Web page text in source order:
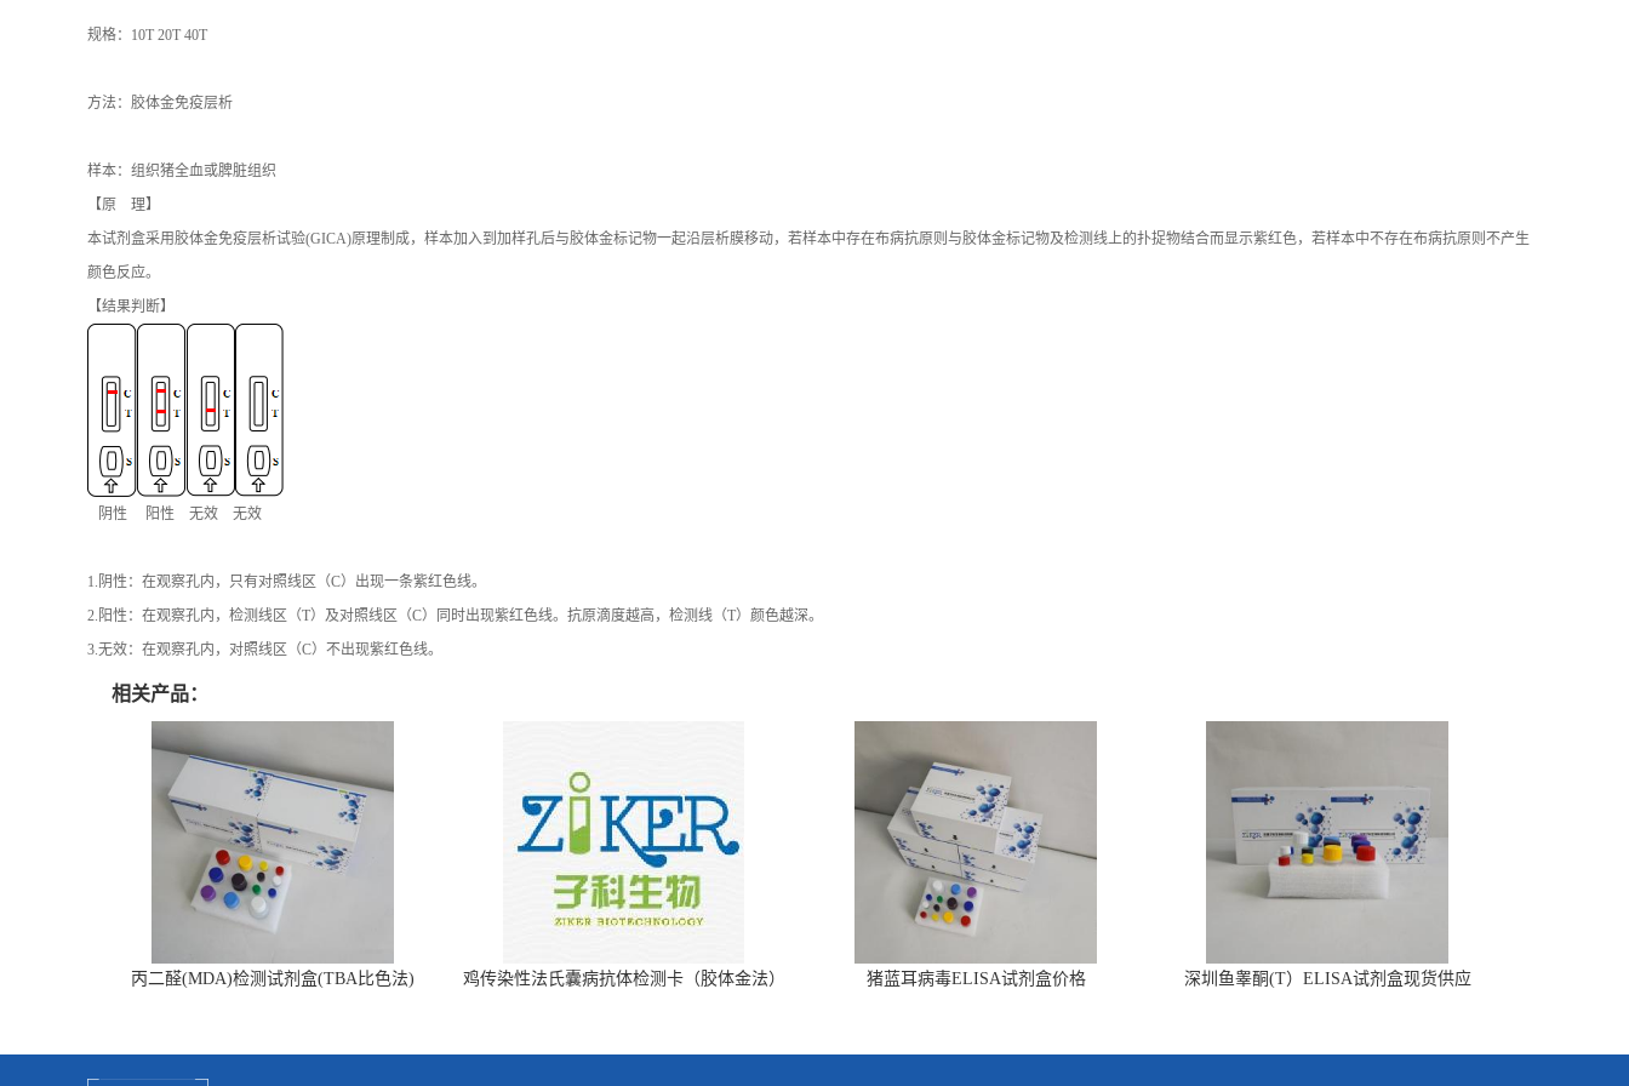
规格：10T 20T 40T
方法：胶体金免疫层析
样本：组织猪全血或脾脏组织
【原 理】
本试剂盒采用胶体金免疫层析试验(GICA)原理制成，样本加入到加样孔后与胶体金标记物一起沿层析膜移动，若样本中存在布病抗原则与胶体金标记物及检测线上的扑捉物结合而显示紫红色，若样本中不存在布病抗原则不产生
颜色反应。
【结果判断】
阴性 阳性 无效 无效
1.阴性：在观察孔内，只有对照线区（C）出现一条紫红色线。
2.阳性：在观察孔内，检测线区（T）及对照线区（C）同时出现紫红色线。抗原滴度越高，检测线（T）颜色越深。
3.无效：在观察孔内，对照线区（C）不出现紫红色线。
相关产品：
丙二醛(MDA)检测试剂盒(TBA比色法) 鸡传染性法氏囊病抗体检测卡（胶体金法） 猪蓝耳病毒ELISA试剂盒价格 深圳鱼睾酮(T）ELISA试剂盒现货供应